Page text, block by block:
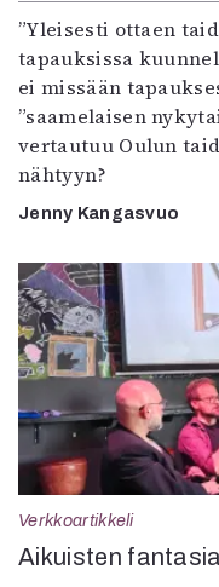
”Yleisesti ottaen
tapauksissa
ei missään
”saamelaisen
vertautuu Oulun
nähtyyn?
Jenny Kangasvuo
Verkkoartikkeli
Aikuisten